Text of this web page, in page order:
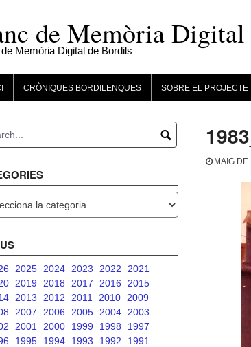
de Memòria
Memòria Digital de Bordils
CRÒNIQUES BORDILENQUES SOBRE EL PROJECTE
MAIG DE
2025 2024 2023 2022
2021
2019 2018 2017 2016
2015
2013 2012 2011 2010
2009
2007 2006 2005 2004
2003
2001 2000 1999 1998
1997
1995 1994 1993 1992
1991